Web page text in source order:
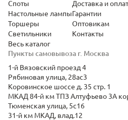
Пункты самовывоза г. Москва
1-й Вязовский проезд 4
Рябиновая улица, 28ас3
Коровинское шоссе д. 35 стр. 1
МКАД 84-й км ТПЗ Алтуфьево 3А
Тюменская улица, 5с16
31-й км МКАД, влад.12
Споты
Настольные лампы
Торшеры
Светильники
Весь каталог
Доставка и
Гарантии
Оптовикам
Контакты